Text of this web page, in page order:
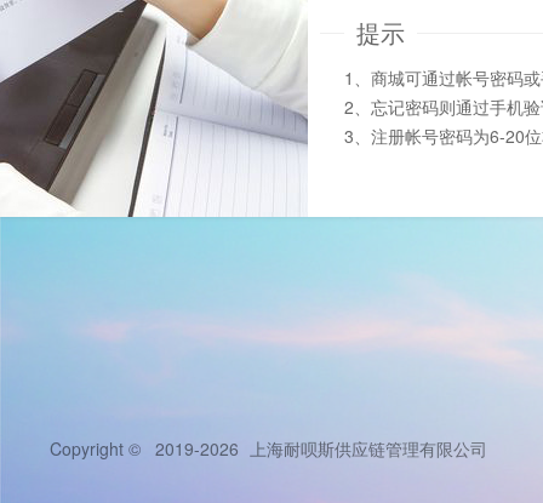
提示
1、商城可通过帐号密码
2、忘记密码则通过手机
3、注册帐号密码为6-20
Copyright © 2019-2026 上海耐呗斯供应链管理有限公司